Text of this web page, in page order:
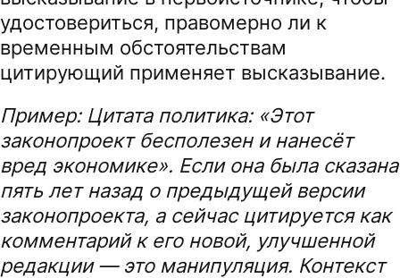
удостовериться, правомерно ли к
временным обстоятельствам
цитирующий применяет высказывание.
Пример: Цитата политика: «Этот
законопроект бесполезен и нанесёт
вред экономике». Если она была сказана
пять лет назад о предыдущей версии
законопроекта, а сейчас цитируется как
комментарий к его новой, улучшенной
редакции — это манипуляция. Контекст